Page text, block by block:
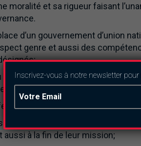
moralité et sa rigueur faisant
d’un gouvernement d’union
genre et aussi des
collège transitoire et du GUN ne
de route de la transition;
collège transitoire et du GUN
à la fin de leur mission;
Inscrivez-vous à notre newsletter